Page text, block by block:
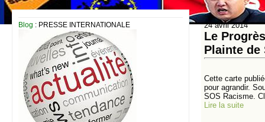
Blog : PRESSE INTERNATIONALE 24 avril 2014
Le
Plainte de
Cette carte
pour agrandir.
SOS Racisme.
Lire la suite